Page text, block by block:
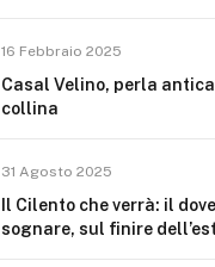
16 Febbraio 2025
Casal Velino, perla
collina
31 Agosto 2025
Il Cilento che verrà: il
sognare, sul finire